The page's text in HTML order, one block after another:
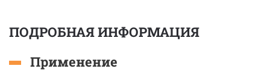
ПОДРОБНАЯ ИНФОРМАЦИЯ
Применение